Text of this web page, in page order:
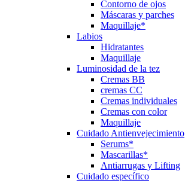
Contorno de ojos
Máscaras y parches
Maquillaje*
Labios
Hidratantes
Maquillaje
Luminosidad de la tez
Cremas BB
cremas CC
Cremas individuales
Cremas con color
Maquillaje
Cuidado Antienvejecimiento
Serums*
Mascarillas*
Antiarrugas y Lifting
Cuidado específico